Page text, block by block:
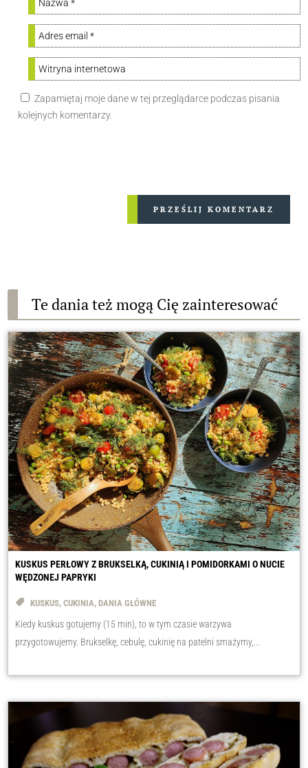
Zapamiętaj moje dane w tej przeglądarce podczas pisania
kolejnych komentarzy.
PRZEŚLIJ KOMENTARZ
Te dania też mogą Cię zainteresować
KUSKUS PERŁOWY Z BRUKSELKĄ, CUKINIĄ I POMIDORKAMI O NUCIE
WĘDZONEJ PAPRYKI
KUSKUS,CUKINIA,DANIA GŁÓWNE
Kiedy kuskus gotujemy (15 min), to w tym czasie warzywa
przygotowujemy. Brukselkę, cebulę, cukinię na patelni smażymy,...